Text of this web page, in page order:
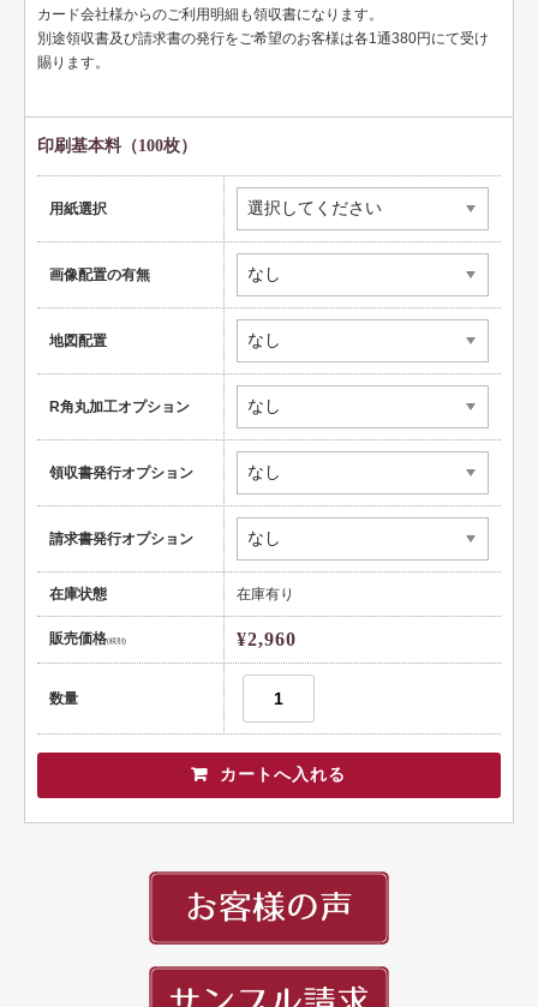
住宅
リフォーム
設備
介護福祉
スポーツ
士業
不動産
美容・サロン
飲食店
用紙紹介
カード会社様からのご利用明細も領収書になります。
別途領収書及び請求書の発行をご希望のお客様は各1通380円にて受け
賜ります。
印刷基本料（100枚）
用紙選択
画像配置の有無
地図配置
R角丸加工オプション
領収書発行オプション
請求書発行オプション
在庫状態 在庫有り
販売価格(税別) ¥2,960
数量